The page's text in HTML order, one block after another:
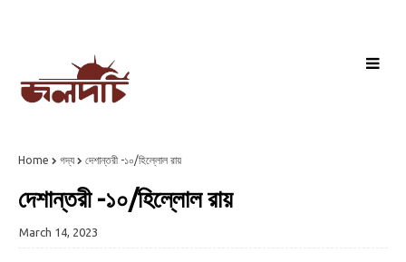
Home গদ্য দেশান্তরী -১০/হিল্লোল রায়
দেশান্তরী -১০/হিল্লোল রায়
March 14, 2023